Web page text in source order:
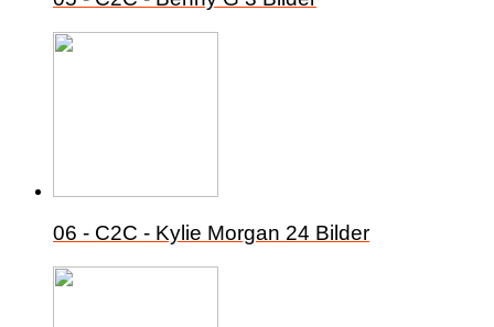
06 - C2C - Kylie Morgan 24 Bilder